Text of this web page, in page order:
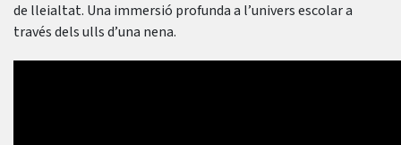
de lleialtat. Una immersió profunda a l’univers escolar a
través dels ulls d’una nena.